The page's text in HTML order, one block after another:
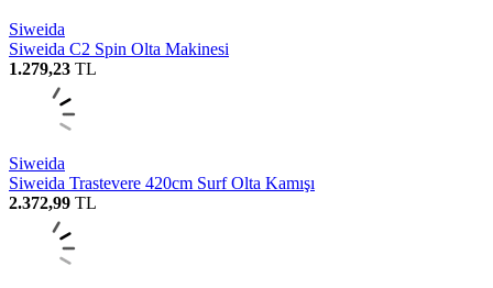
Siweida
Siweida C2 Spin Olta Makinesi
1.279,23 TL
Siweida
Siweida Trastevere 420cm Surf Olta Kamışı
2.372,99 TL